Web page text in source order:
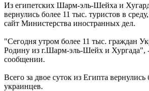
Из египетских Шарм-эль-Шейха и
вернулись более 11 тыс. туристов в
сайт Министерства иностранных дел.
"Сегодня утром более 11 тыс. граждан
Родину из г.Шарм-эль-Шейх и Хургада", -
сообщении.
Всего за двое суток из Египта вернулись
украинцев.